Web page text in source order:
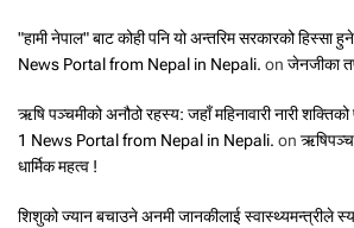
"हामी नेपाल" बाट कोही पनि यो अन्तरिम सरकारको
News Portal from Nepal in Nepali. on जेनजीका
ऋषि पञ्चमीको अनौठो रहस्य: जहाँ महिनावारी नारी
1 News Portal from Nepal in Nepali. on
धार्मिक महत्व !
शिशुको ज्यान बचाउने अनमी जानकीलाई स्वास्थ्यमन्त्रीले